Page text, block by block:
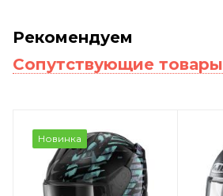
Рекомендуем
Сопутствующие товары
Новинка